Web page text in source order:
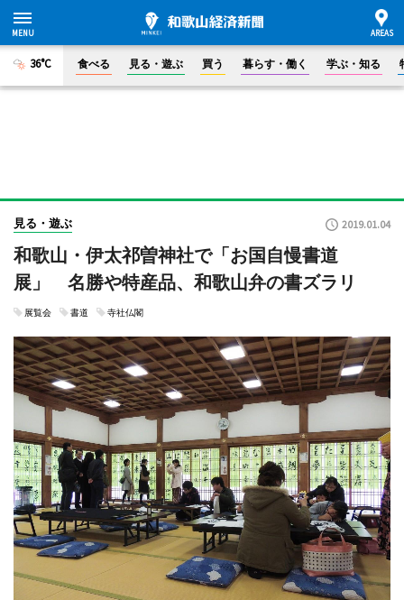
36°C 食べる 見る・遊ぶ 買う 暮らす・働く 学ぶ・知る
見る・遊ぶ 2019.01.04
和歌山・伊太祁曽神社で「お国自慢書道
展」 名勝や特産品、和歌山弁の書ズラリ
展覧会 書道 寺社仏閣